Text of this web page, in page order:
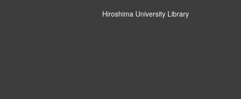
Hiroshima University Library